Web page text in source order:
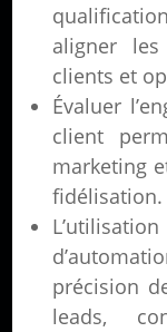
aligner
clients et
Évaluer
client
marketing
fidélisation.
précision
leads,